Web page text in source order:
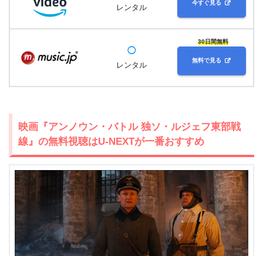
レンタル
今すぐ見る
◯
レンタル
30日間無料
無料で見る
映画『アンノウン・バトル 独ソ・ルジェフ東部戦
線』の無料視聴はU-NEXTが一番おすすめ